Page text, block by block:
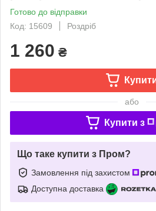
Готово до відправки
Код: 15609
Роздріб
1 260 ₴
або
Купити з
Що таке купити з Пром?
Замовлення під захистом
Доступна доставка